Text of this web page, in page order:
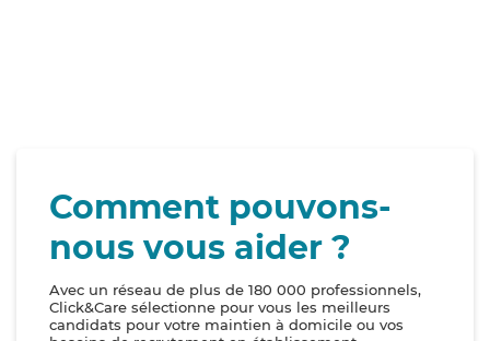
Comment pouvons-
nous vous aider ?
Avec un réseau de plus de 180 000 professionnels,
Click&Care sélectionne pour vous les meilleurs
candidats pour votre maintien à domicile ou vos